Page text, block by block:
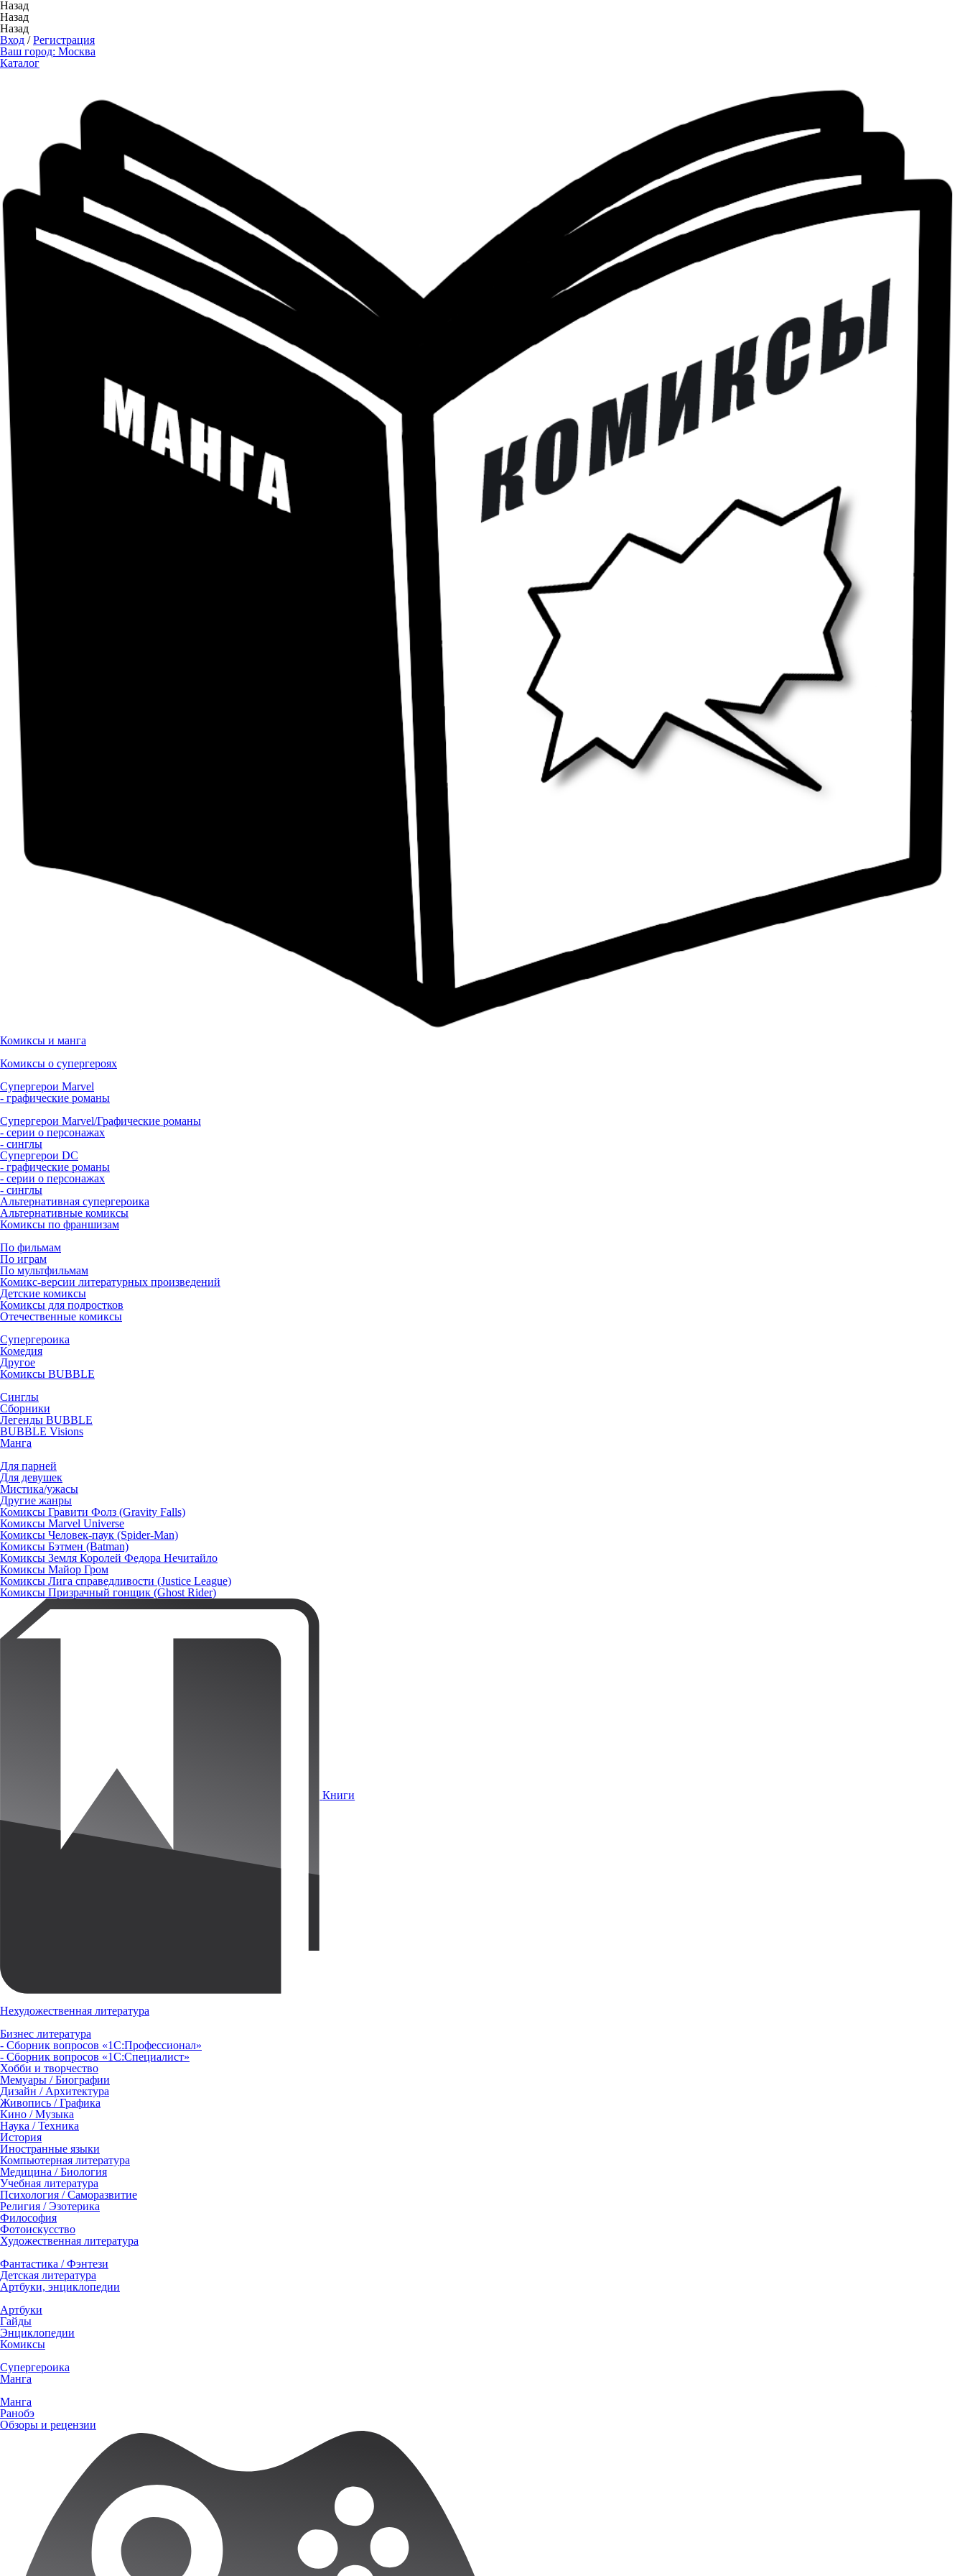
Назад
Назад
Назад
Вход /Регистрация
Ваш город: Москва
Каталог
Комиксы и манга
Комиксы о супергероях
Супергерои Marvel
- графические романы
Супергерои Marvel/Графические романы
- серии о персонажах
- синглы
Супергерои DC
- графические романы
- серии о персонажах
- синглы
Альтернативная супергероика
Альтернативные комиксы
Комиксы по франшизам
По фильмам
По играм
По мультфильмам
Комикс-версии литературных произведений
Детские комиксы
Комиксы для подростков
Отечественные комиксы
Супергероика
Комедия
Другое
Комиксы BUBBLE
Синглы
Сборники
Легенды BUBBLE
BUBBLE Visions
Манга
Для парней
Для девушек
Мистика/ужасы
Другие жанры
Комиксы Гравити Фолз (Gravity Falls)
Комиксы Marvel Universe
Комиксы Человек-паук (Spider-Man)
Комиксы Бэтмен (Batman)
Комиксы Земля Королей Федора Нечитайло
Комиксы Майор Гром
Комиксы Лига справедливости (Justice League)
Комиксы Призрачный гонщик (Ghost Rider)
Книги
Нехудожественная литература
Бизнес литература
- Сборник вопросов «1С:Профессионал»
- Сборник вопросов «1С:Специалист»
Хобби и творчество
Мемуары / Биографии
Дизайн / Архитектура
Живопись / Графика
Кино / Музыка
Наука / Техника
История
Иностранные языки
Компьютерная литература
Медицина / Биология
Учебная литература
Психология / Саморазвитие
Религия / Эзотерика
Философия
Фотоискусство
Художественная литература
Фантастика / Фэнтези
Детская литература
Артбуки, энциклопедии
Артбуки
Гайды
Энциклопедии
Комиксы
Супергероика
Манга
Манга
Ранобэ
Обзоры и рецензии